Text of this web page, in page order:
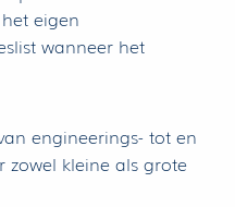
eigen
wanneer het
engineerings- tot en
zowel kleine als grote